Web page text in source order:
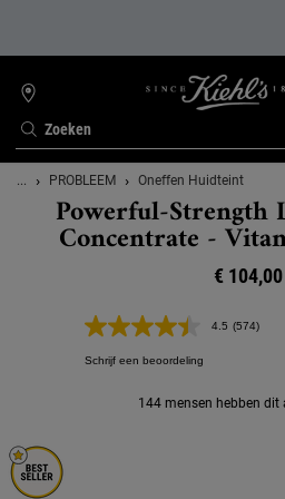
Zoeken
WINKELZOEKER
Hoofdinhoud
... PROBLEEM Oneffen Huidteint
Powerful-Strength
Concentrate -
€ 104,00
4.5 Lees
(574)
Schrijf een beoordeling
144 mensen hebben dit